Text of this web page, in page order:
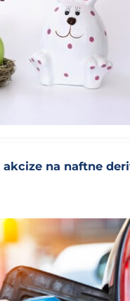
na naftne